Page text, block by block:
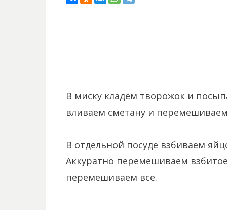
В миску кладём творожок и
вливаем сметану и
В отдельной посуде взбиваем
Аккуратно перемешиваем
перемешиваем все.